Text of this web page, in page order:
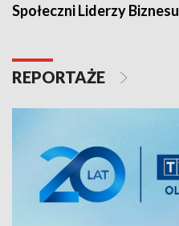
Społeczni Liderzy Biznesu
REPORTAŻE